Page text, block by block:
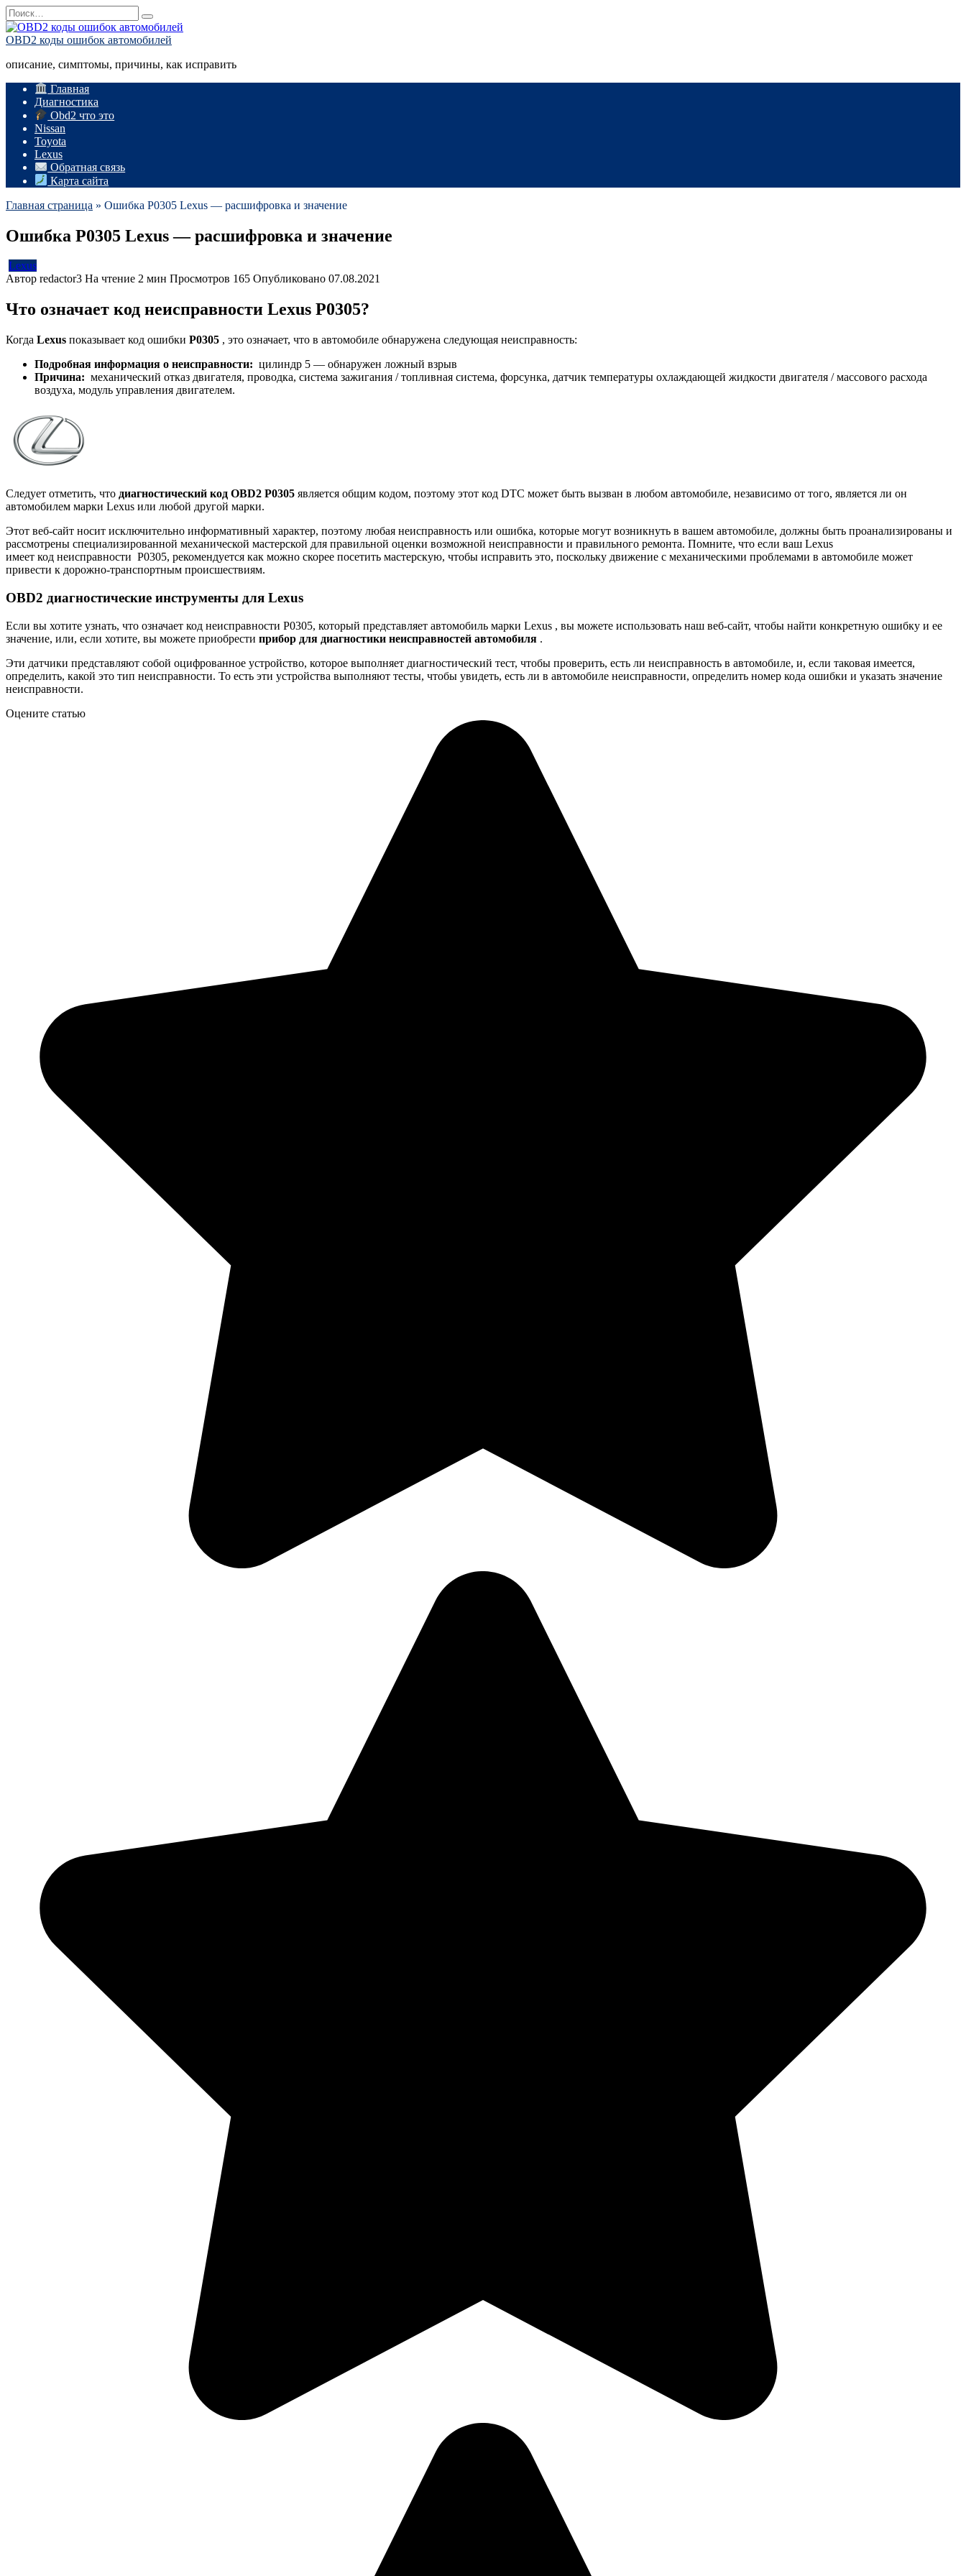
Перейти
к
содержанию
Search
for:
OBD2 коды ошибок автомобилей
описание, симптомы, причины, как исправить
Главная
Диагностика
Obd2 что это
Nissan
Toyota
Lexus
Обратная связь
Карта сайта
Главная страница » Ошибка P0305 Lexus — расшифровка и значение
Ошибка P0305 Lexus — расшифровка и значение
Lexus
Автор redactor3 На чтение 2 мин Просмотров 165 Опубликовано 07.08.2021
Что означает код неисправности Lexus P0305?
Когда Lexus показывает код ошибки P0305 , это означает, что в автомобиле обнаружена следующая неисправность:
Подробная информация о неисправности: цилиндр 5 — обнаружен ложный взрыв
Причина: механический отказ двигателя, проводка, система зажигания / топливная система, форсунка, датчик температуры охлаждающей жидкости двигателя / массового расхода
воздуха, модуль управления двигателем.
Следует отметить, что диагностический код OBD2 P0305 является общим кодом, поэтому этот код DTC может быть вызван в любом автомобиле, независимо от того, является ли он
автомобилем марки Lexus или любой другой марки.
Этот веб-сайт носит исключительно информативный характер, поэтому любая неисправность или ошибка, которые могут возникнуть в вашем автомобиле, должны быть проанализированы и
рассмотрены специализированной механической мастерской для правильной оценки возможной неисправности и правильного ремонта. Помните, что если ваш Lexus
имеет код неисправности P0305, рекомендуется как можно скорее посетить мастерскую, чтобы исправить это, поскольку движение с механическими проблемами в автомобиле может
привести к дорожно-транспортным происшествиям.
OBD2 диагностические инструменты для Lexus
Если вы хотите узнать, что означает код неисправности P0305, который представляет автомобиль марки Lexus , вы можете использовать наш веб-сайт, чтобы найти конкретную ошибку и ее
значение, или, если хотите, вы можете приобрести прибор для диагностики неисправностей автомобиля .
Эти датчики представляют собой оцифрованное устройство, которое выполняет диагностический тест, чтобы проверить, есть ли неисправность в автомобиле, и, если таковая имеется,
определить, какой это тип неисправности. То есть эти устройства выполняют тесты, чтобы увидеть, есть ли в автомобиле неисправности, определить номер кода ошибки и указать значение
неисправности.
Оцените статью